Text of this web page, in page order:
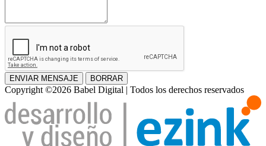
ENVIAR MENSAJE BORRAR
Copyright ©2026 Babel Digital | Todos los derechos reservados